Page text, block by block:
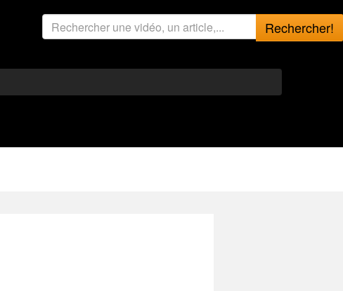
Rechercher!